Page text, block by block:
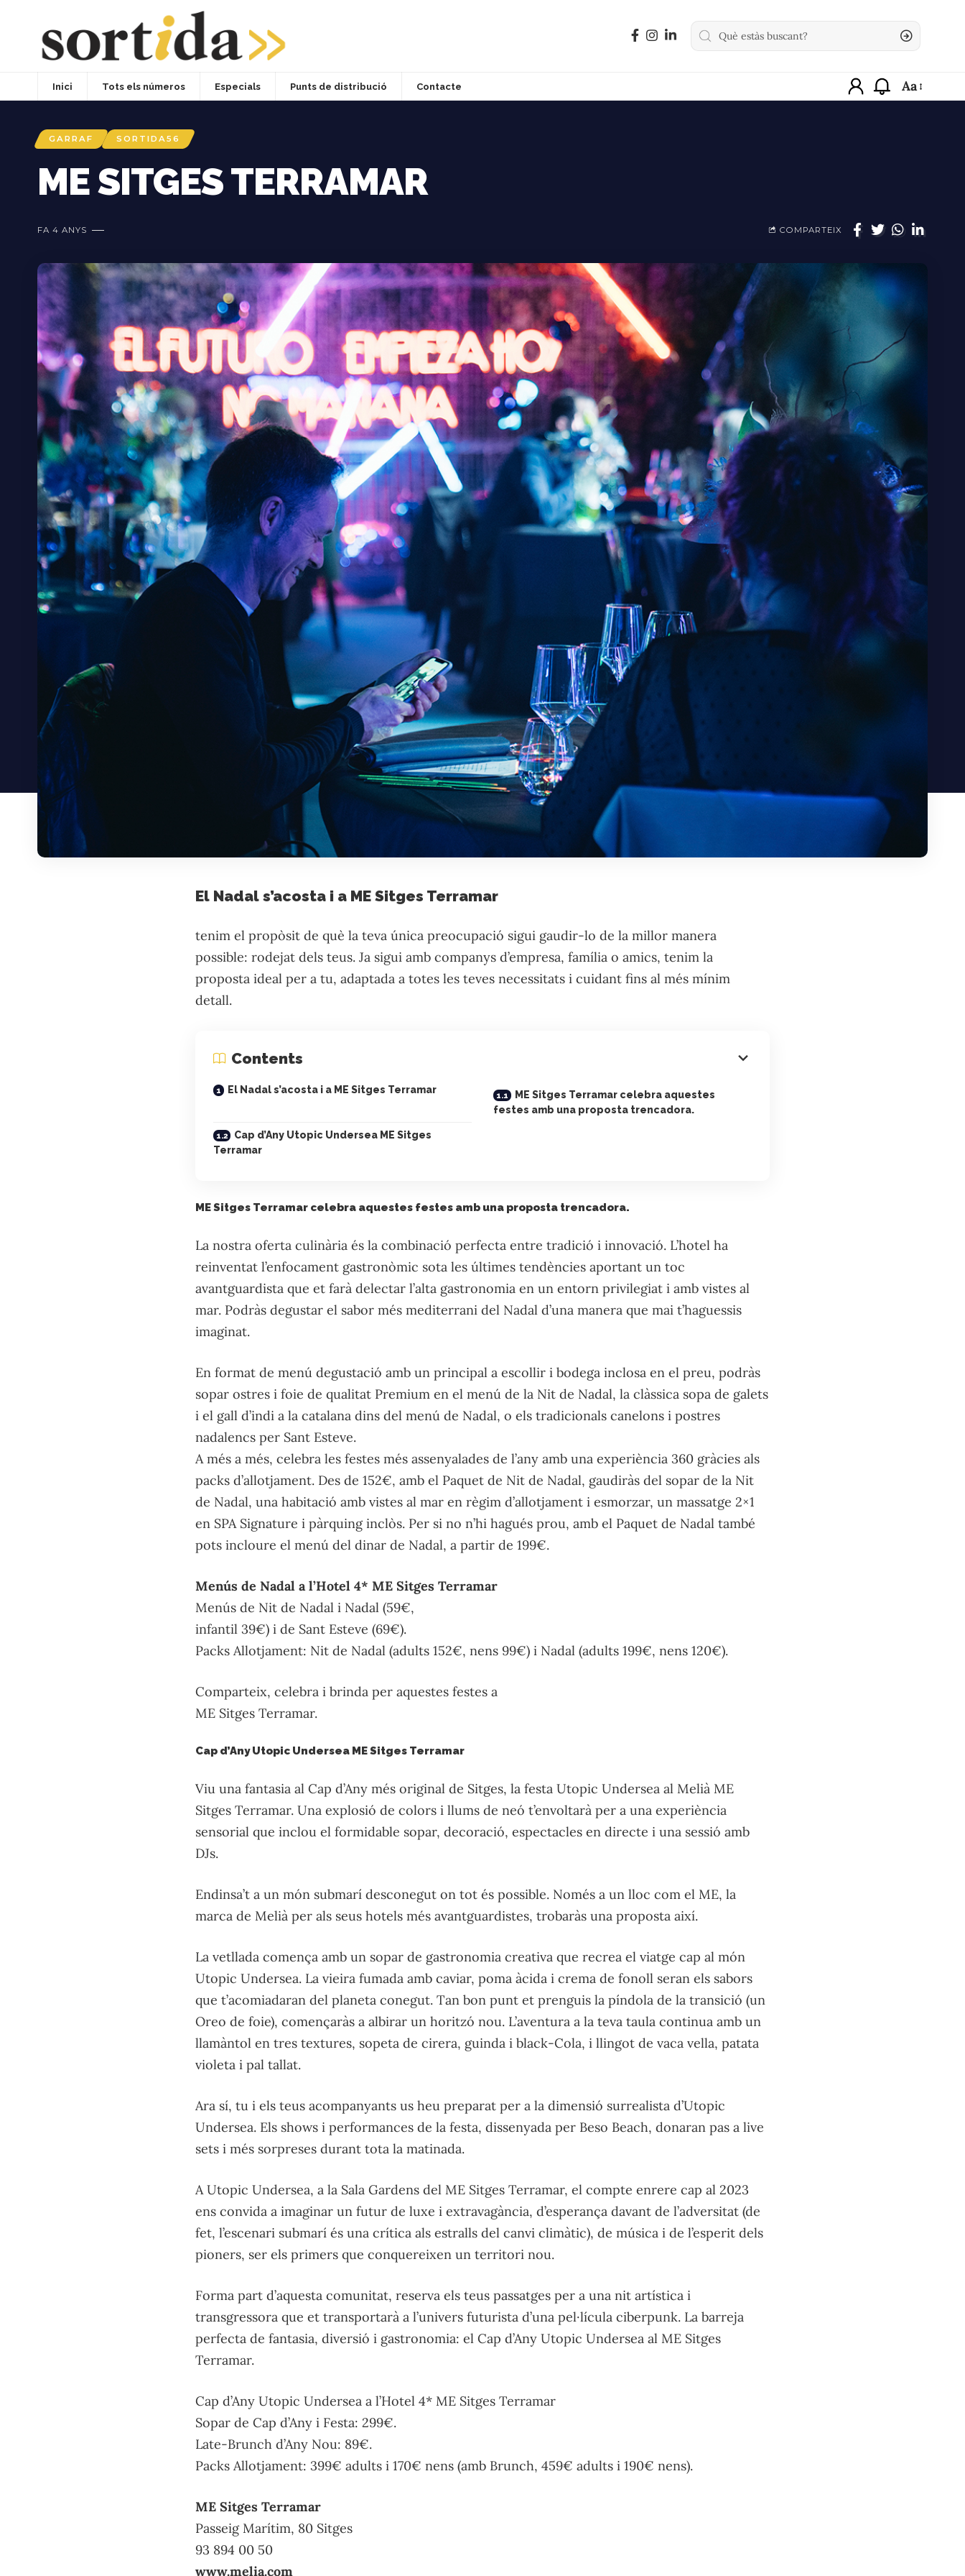
Inici Tots els números Especials Punts de distribució Contacte Aa
GARRAF SORTIDA56
ME SITGES TERRAMAR
FA 4 ANYS COMPARTEIX
El Nadal s’acosta i a ME Sitges Terramar
tenim el propòsit de què la teva única preocupació sigui gaudir-lo de la millor manera
possible: rodejat dels teus. Ja sigui amb companys d’empresa, família o amics, tenim la
proposta ideal per a tu, adaptada a totes les teves necessitats i cuidant fins al més mínim
detall.
Contents
El Nadal s’acosta i a ME Sitges Terramar
ME Sitges Terramar celebra aquestes
festes amb una proposta trencadora.
Cap d’Any Utopic Undersea ME Sitges
Terramar
ME Sitges Terramar celebra aquestes festes amb una proposta trencadora.
La nostra oferta culinària és la combinació perfecta entre tradició i innovació. L’hotel ha
reinventat l’enfocament gastronòmic sota les últimes tendències aportant un toc
avantguardista que et farà delectar l’alta gastronomia en un entorn privilegiat i amb vistes al
mar. Podràs degustar el sabor més mediterrani del Nadal d’una manera que mai t’haguessis
imaginat.
En format de menú degustació amb un principal a escollir i bodega inclosa en el preu, podràs
sopar ostres i foie de qualitat Premium en el menú de la Nit de Nadal, la clàssica sopa de galets
i el gall d’indi a la catalana dins del menú de Nadal, o els tradicionals canelons i postres
nadalencs per Sant Esteve.
A més a més, celebra les festes més assenyalades de l’any amb una experiència 360 gràcies als
packs d’allotjament. Des de 152€, amb el Paquet de Nit de Nadal, gaudiràs del sopar de la Nit
de Nadal, una habitació amb vistes al mar en règim d’allotjament i esmorzar, un massatge 2×1
en SPA Signature i pàrquing inclòs. Per si no n’hi hagués prou, amb el Paquet de Nadal també
pots incloure el menú del dinar de Nadal, a partir de 199€.
Menús de Nadal a l’Hotel 4* ME Sitges Terramar
Menús de Nit de Nadal i Nadal (59€,
infantil 39€) i de Sant Esteve (69€).
Packs Allotjament: Nit de Nadal (adults 152€, nens 99€) i Nadal (adults 199€, nens 120€).
Comparteix, celebra i brinda per aquestes festes a
ME Sitges Terramar.
Cap d’Any Utopic Undersea ME Sitges Terramar
Viu una fantasia al Cap d’Any més original de Sitges, la festa Utopic Undersea al Melià ME
Sitges Terramar. Una explosió de colors i llums de neó t’envoltarà per a una experiència
sensorial que inclou el formidable sopar, decoració, espectacles en directe i una sessió amb
DJs.
Endinsa’t a un món submarí desconegut on tot és possible. Només a un lloc com el ME, la
marca de Melià per als seus hotels més avantguardistes, trobaràs una proposta així.
La vetllada comença amb un sopar de gastronomia creativa que recrea el viatge cap al món
Utopic Undersea. La vieira fumada amb caviar, poma àcida i crema de fonoll seran els sabors
que t’acomiadaran del planeta conegut. Tan bon punt et prenguis la píndola de la transició (un
Oreo de foie), començaràs a albirar un horitzó nou. L’aventura a la teva taula continua amb un
llamàntol en tres textures, sopeta de cirera, guinda i black-Cola, i llingot de vaca vella, patata
violeta i pal tallat.
Ara sí, tu i els teus acompanyants us heu preparat per a la dimensió surrealista d’Utopic
Undersea. Els shows i performances de la festa, dissenyada per Beso Beach, donaran pas a live
sets i més sorpreses durant tota la matinada.
A Utopic Undersea, a la Sala Gardens del ME Sitges Terramar, el compte enrere cap al 2023
ens convida a imaginar un futur de luxe i extravagància, d’esperança davant de l’adversitat (de
fet, l’escenari submarí és una crítica als estralls del canvi climàtic), de música i de l’esperit dels
pioners, ser els primers que conquereixen un territori nou.
Forma part d’aquesta comunitat, reserva els teus passatges per a una nit artística i
transgressora que et transportarà a l’univers futurista d’una pel·lícula ciberpunk. La barreja
perfecta de fantasia, diversió i gastronomia: el Cap d’Any Utopic Undersea al ME Sitges
Terramar.
Cap d’Any Utopic Undersea a l’Hotel 4* ME Sitges Terramar
Sopar de Cap d’Any i Festa: 299€.
Late-Brunch d’Any Nou: 89€.
Packs Allotjament: 399€ adults i 170€ nens (amb Brunch, 459€ adults i 190€ nens).
ME Sitges Terramar
Passeig Marítim, 80 Sitges
93 894 00 50
www.melia.com